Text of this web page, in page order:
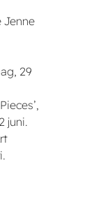
Jenne
29
juni.